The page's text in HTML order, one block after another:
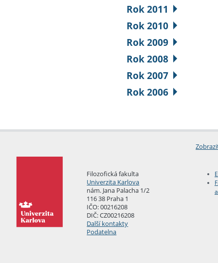
Rok 2011
Rok 2010
Rok 2009
Rok 2008
Rok 2007
Rok 2006
Filozofická fakulta
Univerzita Karlova
nám. Jana Palacha 1/2
116 38 Praha 1
IČO: 00216208
DIČ: CZ00216208
Další kontakty
Podatelna